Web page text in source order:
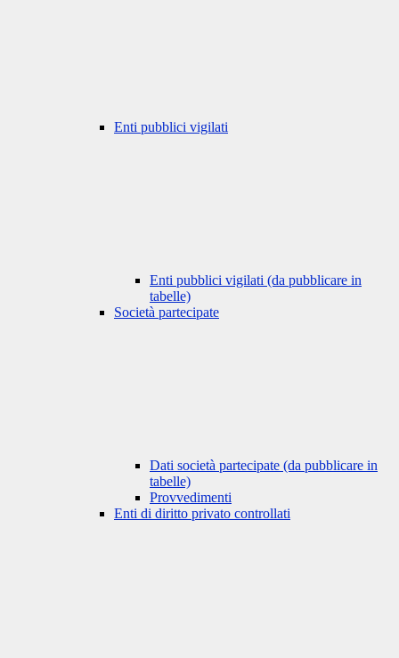
Enti pubblici vigilati
Enti pubblici vigilati (da pubblicare in
tabelle)
Società partecipate
Dati società partecipate (da pubblicare in
tabelle)
Provvedimenti
Enti di diritto privato controllati